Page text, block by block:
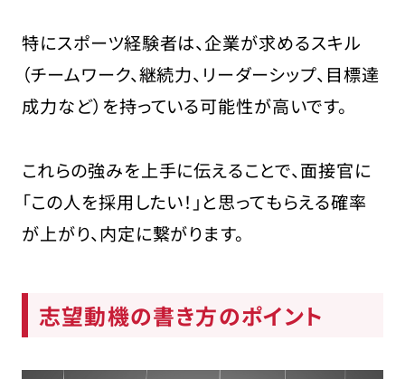
特にスポーツ経験者は、企業が求めるスキル
（チームワーク、継続力、リーダーシップ、目標達
成力など）を持っている可能性が高いです。
これらの強みを上手に伝えることで、面接官に
「この人を採用したい！」と思ってもらえる確率
が上がり、内定に繋がります。
志望動機の書き方のポイント